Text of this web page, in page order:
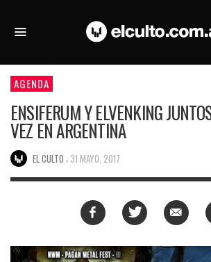
AGENDA
ENSIFERUM Y ELVENKING
VEZ EN ARGENTINA
EL CULTO 31 MAYO, 2017